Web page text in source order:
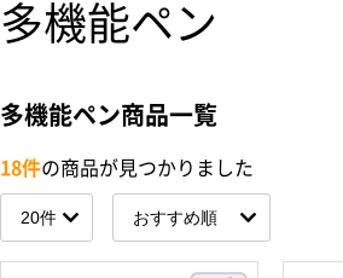
多機能ペン
多機能ペン商品一覧
18件の商品が見つかりました